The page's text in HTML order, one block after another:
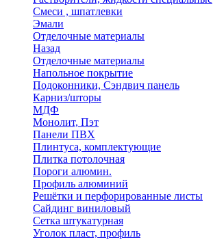
Смеси , шпатлевки
Эмали
Отделочные материалы
Назад
Отделочные материалы
Напольное покрытие
Подоконники, Сэндвич панель
Карниз/шторы
МДФ
Монолит, Пэт
Панели ПВХ
Плинтуса, комплектующие
Плитка потолочная
Пороги алюмин.
Профиль алюминий
Решётки и перфорированные листы
Сайдинг виниловый
Сетка штукатурная
Уголок пласт, профиль